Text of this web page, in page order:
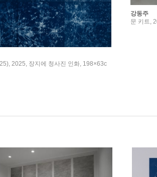
2025, 장지에 청사진 인화, 198×63c
강동주
문 키트,